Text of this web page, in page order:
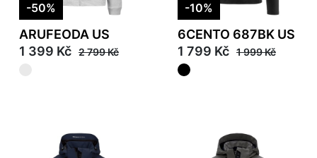
-50%
ARUFEODA US
1 399 Kč 2 799 Kč
-10%
6CENTO 687BK US
1 799 Kč 1 999 Kč